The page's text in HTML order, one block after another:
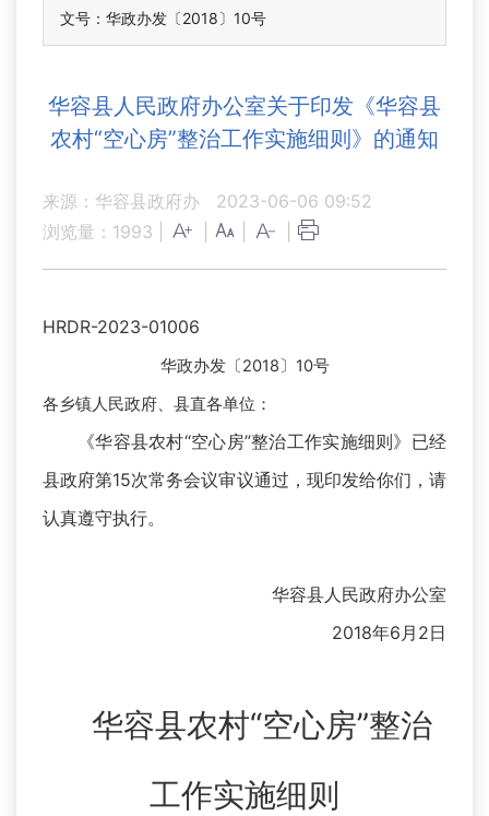
文号：华政办发〔2018〕10号
华容县人民政府办公室关于印发《华容县
农村“空心房”整治工作实施细则》的通知
来源：华容县政府办
2023-06-06 09:52
浏览量： 1993
HRDR-2023-01006
华政办发〔2018〕10号
各乡镇人民政府、县直各单位：
《华容县农村“空心房”整治工作实施细则》已经
县政府第15次常务会议审议通过，现印发给你们，请
认真遵守执行。
华容县人民政府办公室
2018年6月2日
华容县农村“空心房”整治
工作实施细则